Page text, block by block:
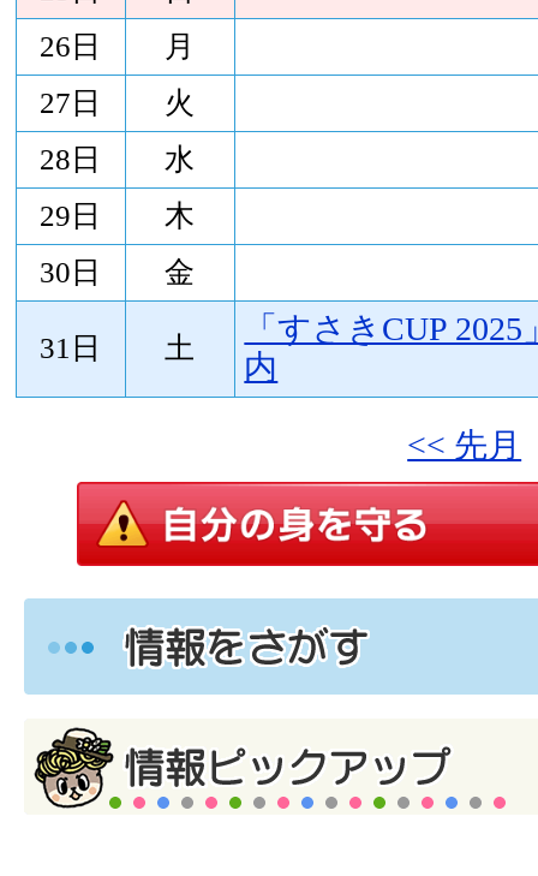
26日
月
27日
火
28日
水
29日
木
30日
金
31日 土
「すさきCUP
内
<< 先月